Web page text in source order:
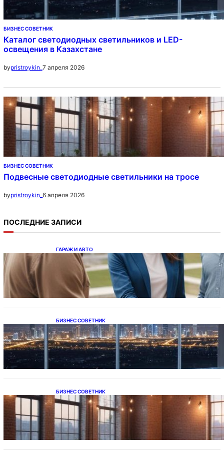
БИЗНЕС СОВЕТНИК
Каталог светодиодных светильников и LED-
освещения в Казахстане
bypristroykin_ 7 апреля 2026
БИЗНЕС СОВЕТНИК
Подвесные светодиодные светильники на тросе
bypristroykin_ 6 апреля 2026
ПОСЛЕДНИЕ ЗАПИСИ
ГАРАЖ И АВТО
Ипотека на новостройки при оформлении
напрямую у застройщика
БИЗНЕС СОВЕТНИК
Каталог светодиодных светильников и
LED-освещения в Казахстане
БИЗНЕС СОВЕТНИК
Подвесные светодиодные светильники на
тросе